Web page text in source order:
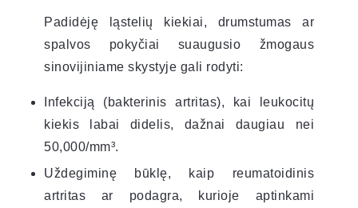
Padidėję ląstelių kiekiai, drumstumas ar
spalvos pokyčiai suaugusio žmogaus
sinovijiniame skystyje gali rodyti:
Infekciją (bakterinis artritas), kai leukocitų
kiekis labai didelis, dažnai daugiau nei
50,000/mm³.
Uždegiminę būklę, kaip reumatoidinis
artritas ar podagra, kurioje aptinkami